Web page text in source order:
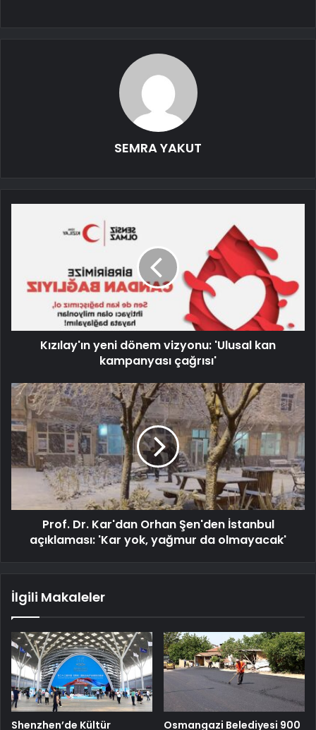
SEMRA YAKUT
Kızılay'ın yeni dönem vizyonu: 'Ulusal kan
kampanyası çağrısı'
Prof. Dr. Kar'dan Orhan Şen'den İstanbul
açıklaması: 'Kar yok, yağmur da olmayacak'
İlgili Makaleler
Shenzhen’de Kültür Osmangazi Belediyesi 900